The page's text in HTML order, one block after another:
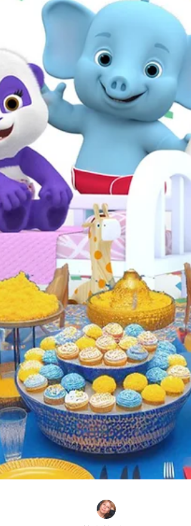
merece. Desde a sala de estar até à
pequenas escolhas criativas podem fazer
a diferença. Prepare-se para descobrir ideias
práticas, sustentáveis e inspiradoras que vão
surpreender os convidados e encantar o(a)